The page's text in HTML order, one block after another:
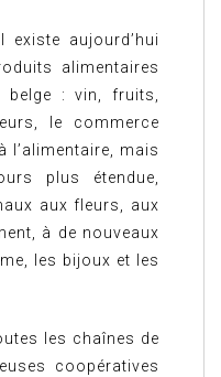
aujourd’hui
alimentaires
belge : vin, fruits,
le commerce
l’alimentaire, mais
plus étendue,
aux fleurs, aux
à de nouveaux
les bijoux et les
les chaînes de
coopératives